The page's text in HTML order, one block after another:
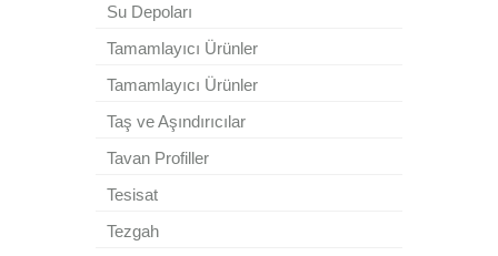
Su Depoları
Tamamlayıcı Ürünler
Tamamlayıcı Ürünler
Taş ve Aşındırıcılar
Tavan Profiller
Tesisat
Tezgah